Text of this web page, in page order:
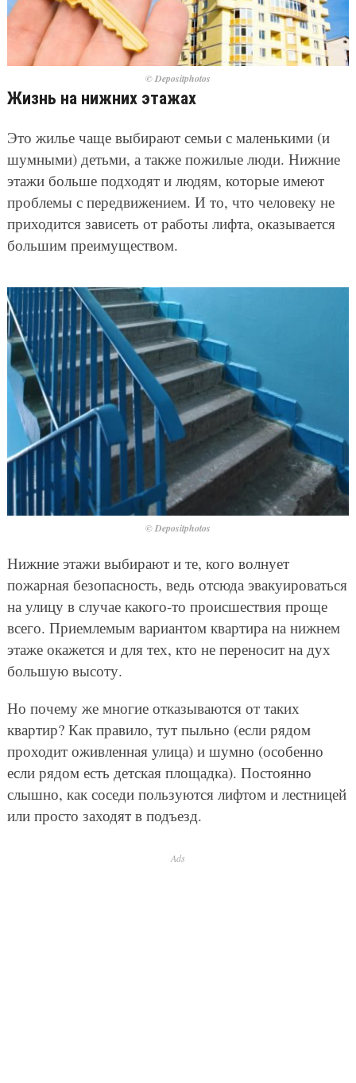
© Depositphotos
Жизнь на нижних этажах
Это жилье чаще выбирают семьи с маленькими (и
шумными) детьми, а также пожилые люди. Нижние
этажи больше подходят и людям, которые имеют
проблемы с передвижением. И то, что человеку не
приходится зависеть от работы лифта, оказывается
большим преимуществом.
© Depositphotos
Нижние этажи выбирают и те, кого волнует
пожарная безопасность, ведь отсюда эвакуироваться
на улицу в случае какого-то происшествия проще
всего. Приемлемым вариантом квартира на нижнем
этаже окажется и для тех, кто не переносит на дух
большую высоту.
Но почему же многие отказываются от таких
квартир? Как правило, тут пыльно (если рядом
проходит оживленная улица) и шумно (особенно
если рядом есть детская площадка). Постоянно
слышно, как соседи пользуются лифтом и лестницей
или просто заходят в подъезд.
Ads